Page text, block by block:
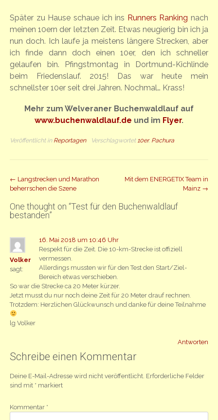
Später zu Hause schaue ich ins Runners Ranking nach
meinen 10ern der letzten Zeit. Etwas neugierig bin ich ja
nun doch. Ich laufe ja meistens längere Strecken, aber
ich finde dann doch einen 10er, den ich schneller
gelaufen bin. Pfingstmontag in Dortmund-Kichlinde
beim Friedenslauf. 2015! Das war heute mein
schnellster 10er seit drei Jahren. Nochmal… Krass!
Mehr zum Welveraner Buchenwaldlauf auf
www.buchenwaldlauf.de und im Flyer.
Veröffentlicht in Reportagen Verschlagwortet 10er, Pachura
Beitrag
← Langstrecken und Marathon
beherrschen die Szene
Mit dem ENERGETIX Team in
Mainz →
One thought on “Test für den Buchenwaldlauf
bestanden”
Volker
sagt:
16. Mai 2018 um 10:46 Uhr
Respekt für die Zeit. Die 10-km-Strecke ist offiziell
vermessen.
Allerdings mussten wir für den Test den Start/Ziel-
Bereich etwas verschieben.
So war die Strecke ca 20 Meter kürzer.
Jetzt musst du nur noch deine Zeit für 20 Meter drauf rechnen.
Trotzdem: Herzlichen Glückwunsch und danke für deine Teilnahme
lg Volker
Antworten
Schreibe einen Kommentar
Deine E-Mail-Adresse wird nicht veröffentlicht. Erforderliche Felder
sind mit * markiert
Kommentar *